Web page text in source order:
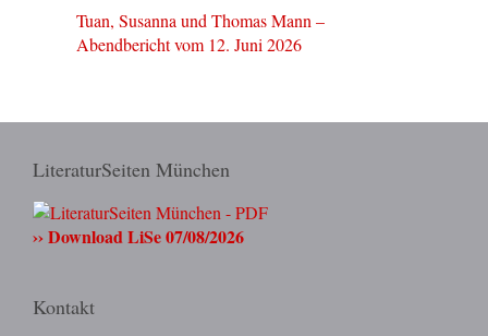
Tuan, Susanna und Thomas Mann –
Abendbericht vom 12. Juni 2026
LiteraturSeiten München
›› Download LiSe 07/08/2026
Kontakt